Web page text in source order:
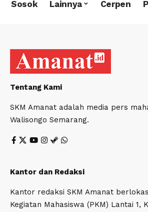
Sosok Lainnya Cerpen
Tentang Kami
SKM Amanat adalah media pers
Walisongo Semarang.
Kantor dan Redaksi
Kantor redaksi SKM Amanat
Kegiatan Mahasiswa (PKM) Lantai 1,